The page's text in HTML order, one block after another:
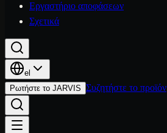
Εργαστήριο αποφάσεων
Σχετικά
el
Ρωτήστε το JARVIS Συζητήστε το προϊόν